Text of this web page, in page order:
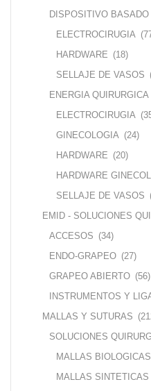
DISPOSITIVO
ELECTROCIRUGIA
HARDWARE (18)
SELLAJE DE VASOS
ENERGIA
ELECTROCIRUGIA
GINECOLOGIA (24)
HARDWARE (20)
HARDWARE
SELLAJE DE VASOS
EMID - SOLUCIONES
ACCESOS (34)
ENDO-GRAPEO (27)
GRAPEO ABIERTO (56)
INSTRUMENTOS Y
MALLAS Y SUTURAS
SOLUCIONES
MALLAS BIOLOGICAS
MALLAS SINTETICAS